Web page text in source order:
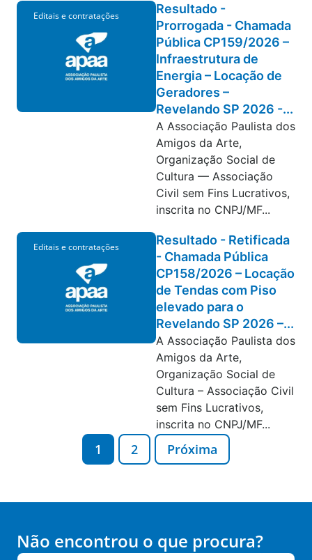
Editais e contratações
Resultado -
Prorrogada - Chamada
Pública CP159/2026 –
Infraestrutura de
Energia – Locação de
Geradores –
Revelando SP 2026 -...
A Associação Paulista dos
Amigos da Arte,
Organização Social de
Cultura — Associação
Civil sem Fins Lucrativos,
inscrita no CNPJ/MF...
Editais e contratações
Resultado - Retificada
- Chamada Pública
CP158/2026 – Locação
de Tendas com Piso
elevado para o
Revelando SP 2026 –...
A Associação Paulista dos
Amigos da Arte,
Organização Social de
Cultura – Associação Civil
sem Fins Lucrativos,
inscrita no CNPJ/MF...
1 2 Próxima
Não encontrou o que procura?